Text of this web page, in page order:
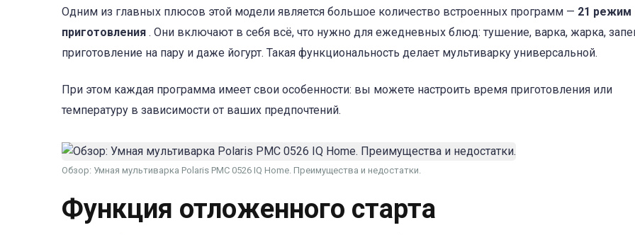
Одним из главных плюсов этой модели является большое количество встроенных программ — 21 режим
приготовления . Они включают в себя всё, что нужно для ежедневных блюд: тушение, варка, жарка,
приготовление на пару и даже йогурт. Такая функциональность делает мультиварку универсальной.
При этом каждая программа имеет свои особенности: вы можете настроить время приготовления или
температуру в зависимости от ваших предпочтений.
Обзор: Умная мультиварка Polaris PMC 0526 IQ Home. Преимущества и недостатки.
Функция отложенного старта